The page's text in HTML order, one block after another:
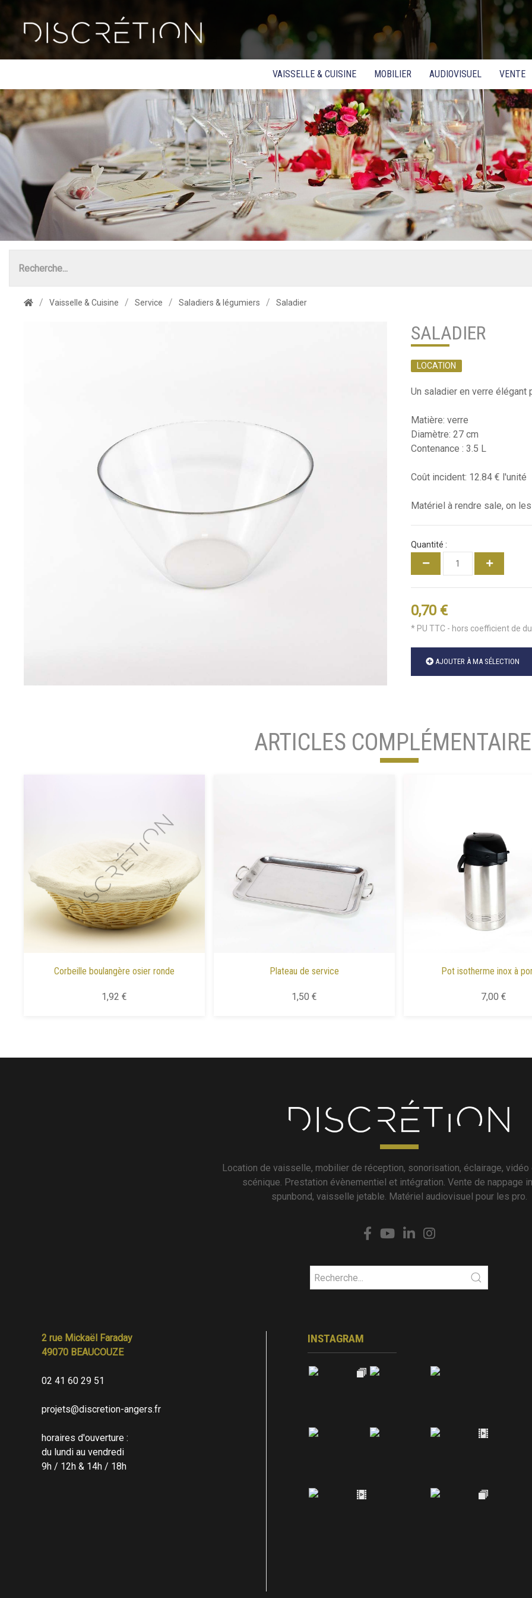
VAISSELLE & CUISINE MOBILIER AUDIOVISUEL VENTE
Vaisselle & Cuisine Service Saladiers & légumiers Saladier
SALADIER
LOCATION
Un saladier en verre
Matière: verre
Diamètre: 27 cm
Contenance : 3.5 L
Coût incident: 12.84 € l'unité
Matériel à rendre sale, on
Quantité :
0,70 €
* PU TTC - hors coefficient de
AJOUTER À MA SÉLECTION
ARTICLES
Corbeille boulangère osier ronde
1,92 €
Plateau de service
1,50 €
Pot isotherme inox à
7,00 €
Location de vaisselle, mobilier de réception, sonorisation, éclairage,
scénique. Prestation évènementiel et intégration. Vente de nappage
spunbond, vaisselle jetable. Matériel audiovisuel pour les pro.
2 rue Mickaël Faraday
49070 BEAUCOUZE
02 41 60 29 51
projets@discretion-angers.fr
horaires d'ouverture :
du lundi au vendredi
9h / 12h & 14h / 18h
INSTAGRAM